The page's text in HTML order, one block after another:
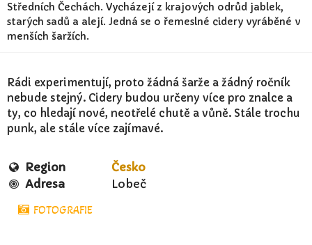
Středních Čechách. Vycházejí z krajových odrůd jablek,
starých sadů a alejí. Jedná se o řemeslné cidery vyráběné v
menších šaržích.
Rádi experimentují, proto žádná šarže a žádný ročník
nebude stejný. Cidery budou určeny více pro znalce a
ty, co hledají nové, neotřelé chutě a vůně. Stále trochu
punk, ale stále více zajímavé.
Region
Česko
Adresa
Lobeč
FOTOGRAFIE